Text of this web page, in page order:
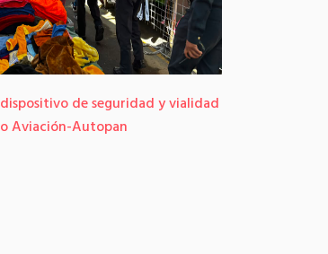
de seguridad y vialidad
Aviación-Autopan